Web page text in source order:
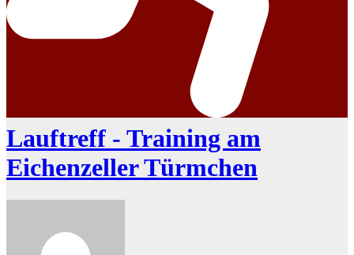
Lauftreff - Training am
Eichenzeller Türmchen